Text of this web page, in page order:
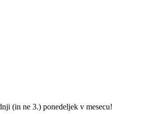
(in ne 3.) ponedeljek v mesecu!